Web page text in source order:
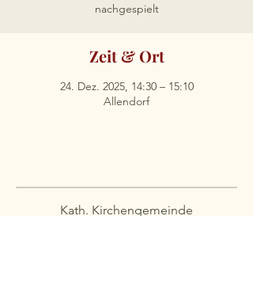
nachgespielt
Zeit & Ort
24. Dez. 2025, 14:30 – 15:10
Allendorf
Kath. Kirchengemeinde